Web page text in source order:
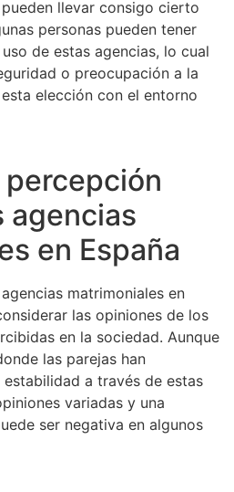
llevar consigo cierto
personas pueden tener
de estas agencias, lo cual
o preocupación a la
elección con el entorno
agencias
en España
matrimoniales en
las opiniones de los
en la sociedad. Aunque
las parejas han
a través de estas
variadas y una
ser negativa en algunos